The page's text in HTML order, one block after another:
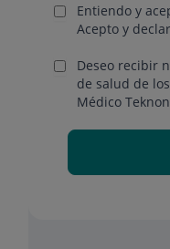
Entiendo y
Acepto y
Deseo recibir
de salud de
Médico Teknon